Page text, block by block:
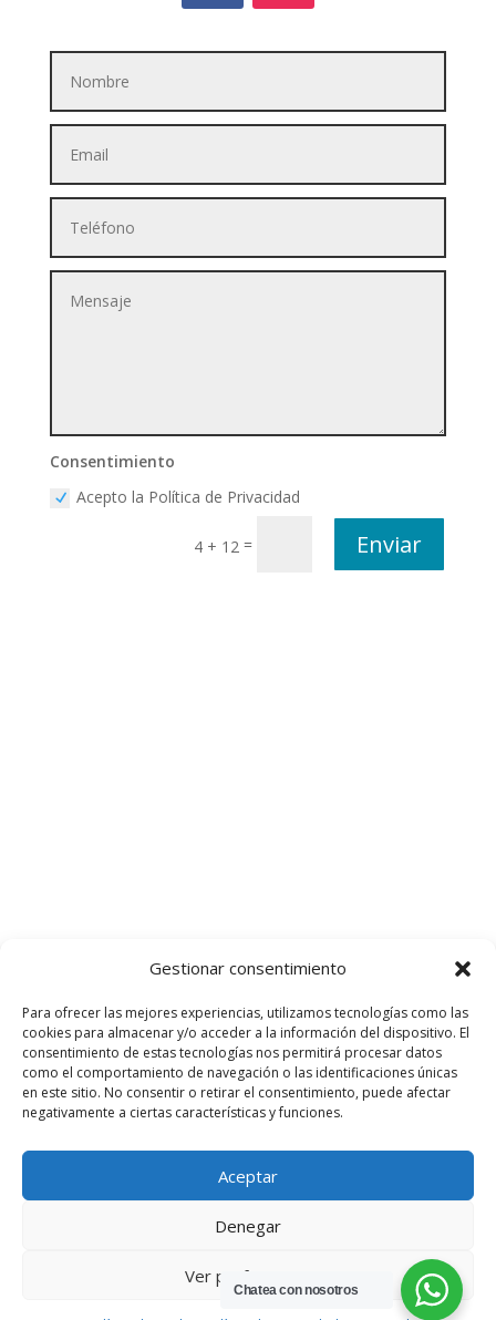
Gestionar consentimiento
Para ofrecer las mejores experiencias, utilizamos tecnologías como las
cookies para almacenar y/o acceder a la información del dispositivo. El
consentimiento de estas tecnologías nos permitirá procesar datos
como el comportamiento de navegación o las identificaciones únicas
en este sitio. No consentir o retirar el consentimiento, puede afectar
negativamente a ciertas características y funciones.
Aceptar
Denegar
Ver preferencias
Consentimiento
Acepto la Política de Privacidad
4 + 12 = Enviar
Chatea con nosotros